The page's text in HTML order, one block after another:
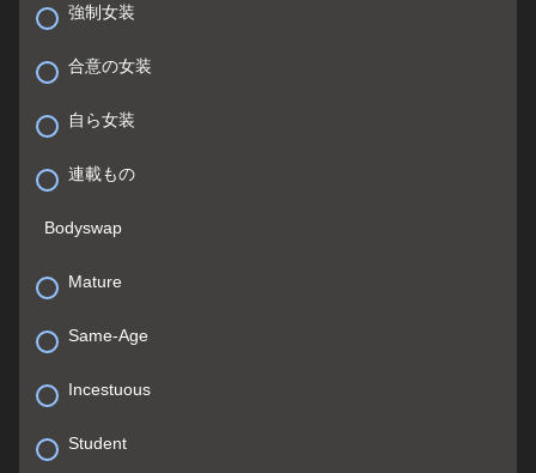
強制女装
合意の女装
自ら女装
連載もの
Bodyswap
Mature
Same-Age
Incestuous
Student